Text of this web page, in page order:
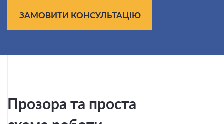
ЗАМОВИТИ КОНСУЛЬТАЦІЮ
Прозора та проста